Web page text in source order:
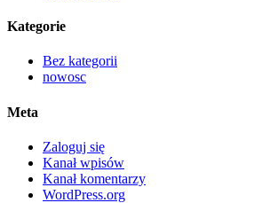
Kategorie
Bez kategorii
nowosc
Meta
Zaloguj się
Kanał wpisów
Kanał komentarzy
WordPress.org